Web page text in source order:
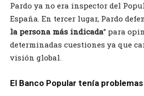
Pardo ya no era inspector del
España. En tercer lugar, Pardo
la persona más indicada” para
determinadas cuestiones ya que
visión global.
El Banco Popular tenía